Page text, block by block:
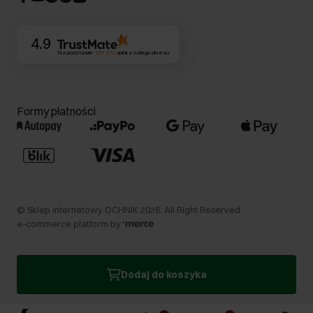
Dodaj do koszyka
4.9
Na podstawie 357 272opinii z całego okresu
Formy płatności
© Sklep internetowy OCHNIK 2026 . All Right Reserved.
e-commerce platform by